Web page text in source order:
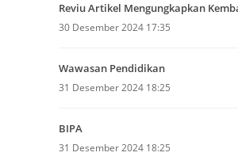
Reviu Artikel Mengungkapkan
30 Desember 2024 17:35
Wawasan Pendidikan
31 Desember 2024 18:25
BIPA
31 Desember 2024 18:25